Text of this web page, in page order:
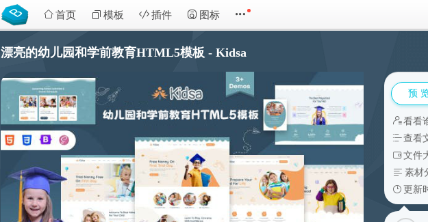
首页 模板 插件 图标
漂亮的幼儿园和学前教育HTML5模板 - Kidsa
预
看看
查看
文件
素材
更新